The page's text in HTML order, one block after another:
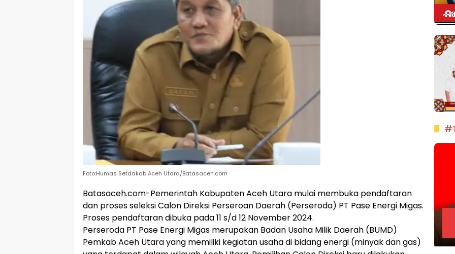
Foto:Humas Setdakab Aceh Utara/Batasaceh.com
Batasaceh.com-Pemerintah Kabupaten Aceh Utara mulai membuka pendaftaran
dan proses seleksi Calon Direksi Perseroan Daerah (Perseroda) PT Pase Energi Migas.
Proses pendaftaran dibuka pada 11 s/d 12 November 2024.
Perseroda PT Pase Energi Migas merupakan Badan Usaha Milik Daerah (BUMD)
Pemkab Aceh Utara yang memiliki kegiatan usaha di bidang energi (minyak dan gas)